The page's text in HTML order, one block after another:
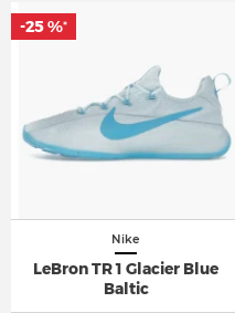
Nike
LeBron TR 1 Glacier Blue
Baltic
-25 %*